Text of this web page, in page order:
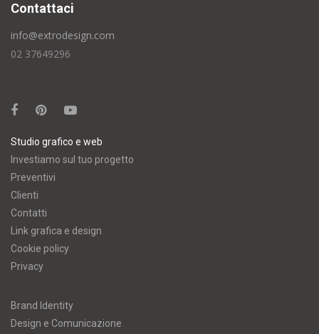
Contattaci
info@extrodesign.com
02 37649296
Studio grafico e web
Investiamo sul tuo progetto
Preventivi
Clienti
Contatti
Link grafica e design
Cookie policy
Privacy
Brand Identity
Design e Comunicazione